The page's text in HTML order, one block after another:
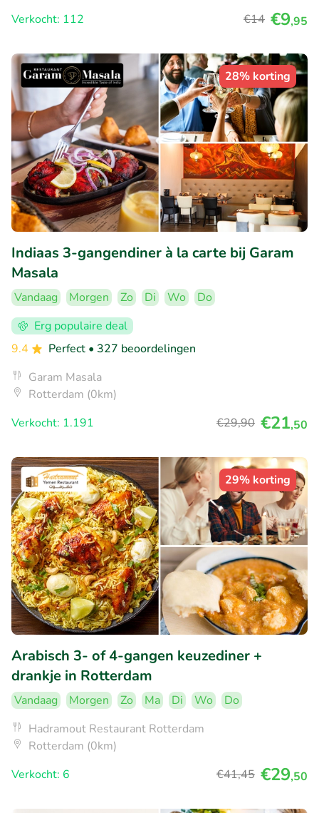
Verkocht: 112
€14 €9,95
28% korting
Indiaas 3-gangendiner à la carte bij Garam
Masala
Vandaag Morgen Zo Di Wo
Do
Erg populaire deal
9.4
Perfect • 327 beoordelingen
Garam Masala
Rotterdam (0km)
Verkocht: 1.191
€29,90 €21,50
29% korting
Arabisch 3- of 4-gangen keuzediner +
drankje in Rotterdam
Vandaag Morgen Zo Ma Di Wo
Do
Hadramout Restaurant Rotterdam
Rotterdam (0km)
Verkocht: 6
€41,45 €29,50